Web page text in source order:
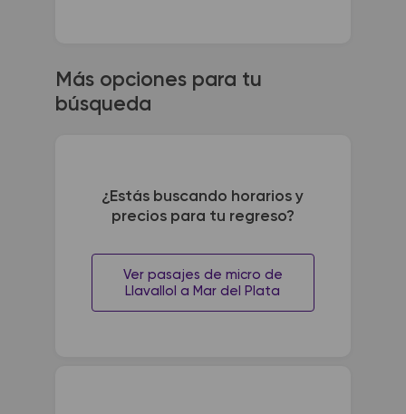
Más opciones para tu
búsqueda
¿Estás buscando horarios y
precios para tu regreso?
Ver pasajes de micro de
Llavallol a Mar del Plata